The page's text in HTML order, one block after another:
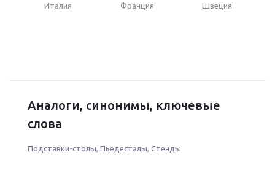
Италия Франция Швеция
Аналоги, синонимы, ключевые
слова
Подставки-столы Пьедесталы Стенды